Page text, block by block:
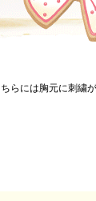
らには胸元に刺繍